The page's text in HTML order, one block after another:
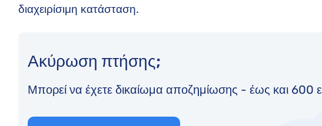
διαχειρίσιμη κατάσταση.
Ακύρωση πτήσης;
Μπορεί να έχετε δικαίωμα αποζημίωσης - έως και 600